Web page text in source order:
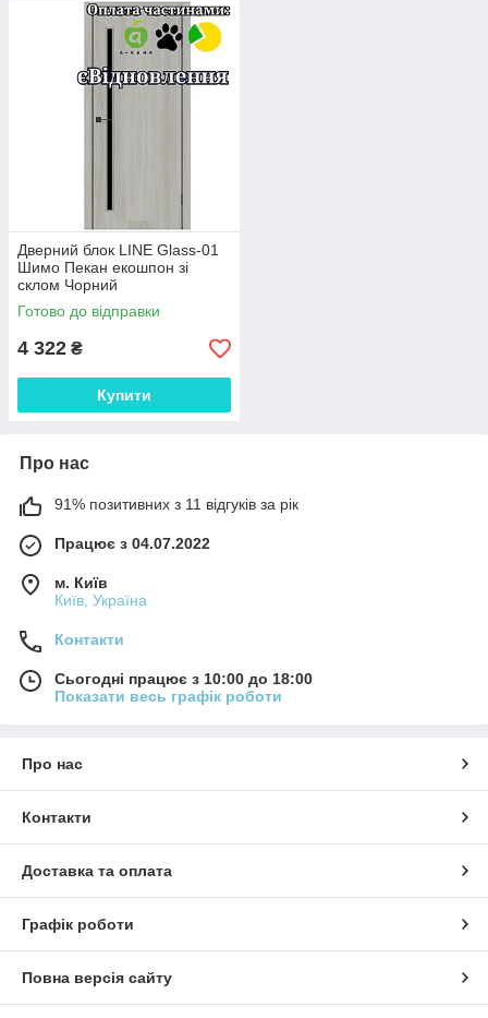
Дверний блок LINE Glass-01
Шимо Пекан екошпон зі
склом Чорний
Готово до відправки
4 322 ₴
Купити
Про нас
91% позитивних з 11 відгуків за рік
Працює з 04.07.2022
м. Київ
Київ, Україна
Контакти
Сьогодні працює з 10:00 до 18:00
Показати весь графік роботи
Про нас
Контакти
Доставка та оплата
Графік роботи
Повна версія сайту